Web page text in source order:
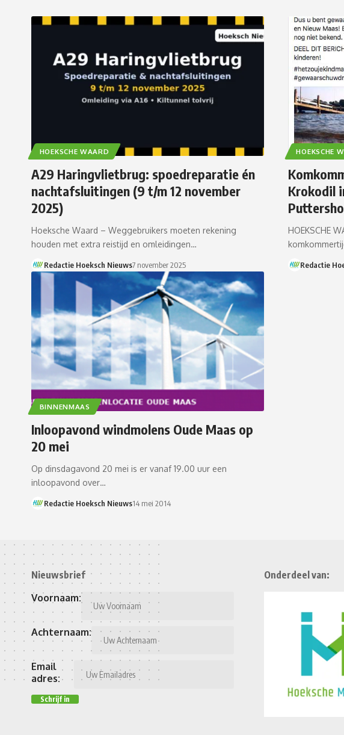
HOEKSCHE WAARD
A29 Haringvlietbrug: spoedreparatie én
nachtafsluitingen (9 t/m 12 november
2025)
Hoeksche Waard – Weggebruikers moeten rekening
houden met extra reistijd en omleidingen…
Redactie Hoeksch Nieuws7 november 2025
HOEKSCHE
Krokodil
HOEKSCHE
Redactie
BINNENMAAS
Inloopavond windmolens Oude Maas op
20 mei
Op dinsdagavond 20 mei is er vanaf 19.00 uur een
inloopavond over…
Redactie Hoeksch Nieuws14 mei 2014
Nieuwsbrief
Voornaam:
Achternaam:
Email
adres:
Onderdeel van: